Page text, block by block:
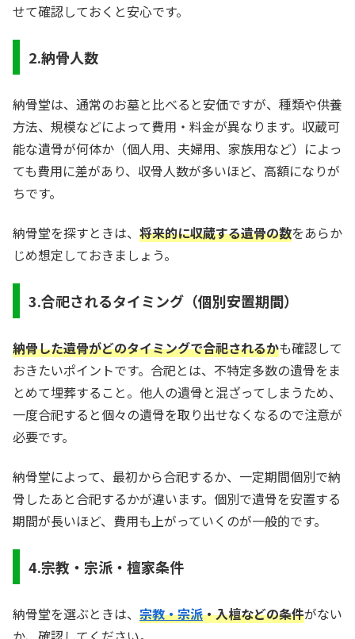
せて確認しておくと安心です。
2.納骨人数
納骨堂は、通常のお墓と比べると安価ですが、種類や供養
方法、規模などによって費用・料金が異なります。収蔵可
能な遺骨が何体か（個人用、夫婦用、家族用など）によっ
ても費用に差があり、収骨人数が多いほど、高額になりが
ちです。
納骨堂を探すときは、 将来的に収蔵する遺骨の数をあらか
じめ想定しておきましょう。
3.合祀されるタイミング（個別安置期間）
納骨した遺骨がどのタイミングで合祀されるかも確認して
おきたいポイントです。合祀とは、不特定多数の遺骨をま
とめて埋葬すること。他人の遺骨と混ざってしまうため、
一度合祀すると個々の遺骨を取り出せなくなるので注意が
必要です。
納骨堂によって、最初から合祀するか、一定期間個別で納
骨したあと合祀するかが違います。個別で遺骨を安置する
期間が長いほど、費用も上がっていくのが一般的です。
4.宗教・宗派・檀家条件
納骨堂を選ぶときは、 宗教・宗派・入檀などの条件がない